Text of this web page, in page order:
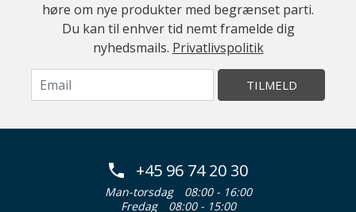
høre om nye produkter med begrænset parti.
Du kan til enhver tid nemt framelde dig
nyhedsmails. Privatlivspolitik
TILMELD
+45 96 74 20 30
Man-torsdag
08:00 - 16:00
Fredag
08:00 - 15:00